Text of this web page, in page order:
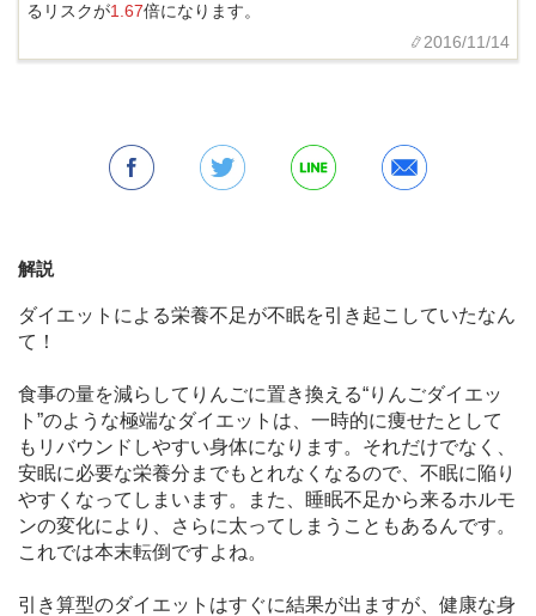
るリスクが1.67倍になります。
2016/11/14
解説
ダイエットによる栄養不足が不眠を引き起こしていたなん
て！
食事の量を減らしてりんごに置き換える“りんごダイエッ
ト”のような極端なダイエットは、一時的に痩せたとして
もリバウンドしやすい身体になります。それだけでなく、
安眠に必要な栄養分までもとれなくなるので、不眠に陥り
やすくなってしまいます。また、睡眠不足から来るホルモ
ンの変化により、さらに太ってしまうこともあるんです。
これでは本末転倒ですよね。
引き算型のダイエットはすぐに結果が出ますが、健康な身